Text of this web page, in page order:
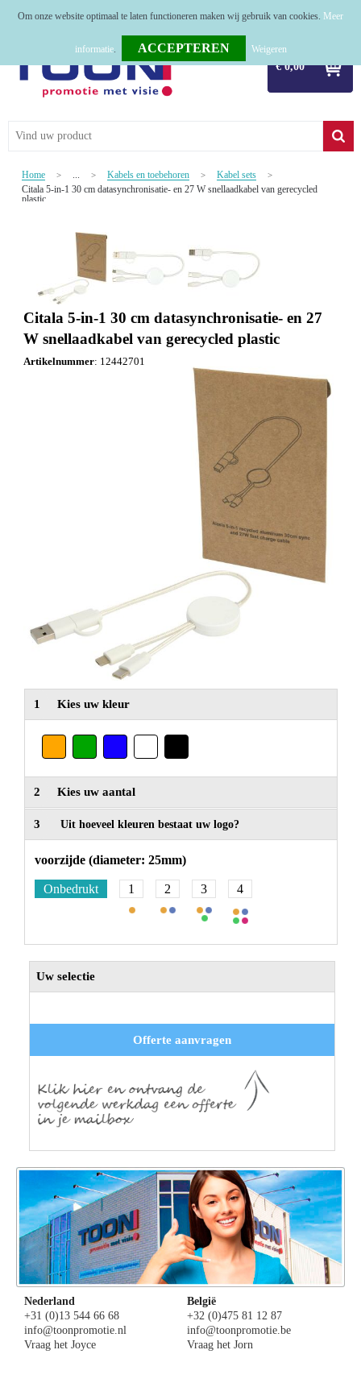
€ 0,00
Relatiegeschenken
Werkkleding
Kerstpakketten
Tastingpakketten
TOP 50
Home > ... > Kabels en toebehoren > Kabel sets >
Citala 5-in-1 30 cm datasynchronisatie- en 27 W snellaadkabel van gerecycled
plastic
Citala 5-in-1 30 cm datasynchronisatie- en 27
W snellaadkabel van gerecycled plastic
Artikelnummer: 12442701
1 Kies uw kleur
2 Kies uw aantal
3 Uit hoeveel kleuren bestaat uw logo?
voorzijde (diameter: 25mm)
Onbedrukt 1 2 3 4
Uw selectie
Offerte aanvragen
Nederland
+31 (0)13 544 66 68
info@toonpromotie.nl
Vraag het Joyce
België
+32 (0)475 81 12 87
info@toonpromotie.be
Vraag het Jorn
Om onze website optimaal te laten functioneren maken wij gebruik van cookies. Meer
informatie. Weigeren